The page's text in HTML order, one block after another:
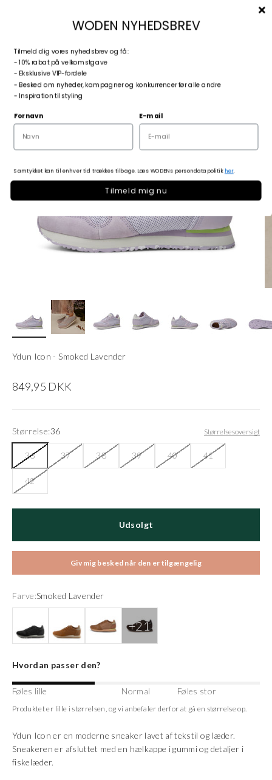
Log ind
Kurv
Zoom
Ydun Icon - Smoked Lavender
Salgspris
849,95 DKK
Størrelse:36 Størrelsesoversigt
36 37 38 39 40 41
42
Udsolgt
Giv mig besked når den er tilgængelig
Farve:Smoked Lavender
Hvordan passer den?
Føles lille Normal Føles stor
Produktet er lille i størrelsen, og vi anbefaler derfor at gå en størrelse op.
Ydun Icon er en moderne sneaker lavet af tekstil og læder.
Sneakeren er afsluttet med en hælkappe i gummi og detaljer i
fiskelæder.
WODEN NYHEDSBREV
Tilmeld dig vores nyhedsbrev og få:
- 10% rabat på velkomstgave
- Eksklusive VIP-fordele
- Besked om nyheder, kampagner og konkurrencer før alle andre
- Inspiration til styling
Fornavn E-mail
Samtykket kan til enhver tid trækkes tilbage. Læs WODENs persondatapolitikher.
Tilmeld mig nu